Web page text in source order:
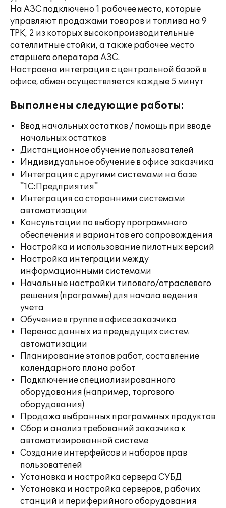
На АЗС подключено 1 рабочее место, которые
управляют продажами товаров и топлива на 9
ТРК, 2 из которых высокопроизводительные
сателлитные стойки, а также рабочее место
старшего оператора АЗС.
Настроена интеграция с центральной базой в
офисе, обмен осуществляется каждые 5 минут
Выполнены следующие работы:
Ввод начальных остатков / помощь при вводе
начальных остатков
Дистанционное обучение пользователей
Индивидуальное обучение в офисе заказчика
Интеграция с другими системами на базе
"1С:Предприятия"
Интеграция со сторонними системами
автоматизации
Консультации по выбору программного
обеспечения и вариантов его сопровождения
Настройка и использование пилотных версий
Настройка интеграции между
информационными системами
Начальные настройки типового/отраслевого
решения (программы) для начала ведения
учета
Обучение в группе в офисе заказчика
Перенос данных из предыдущих систем
автоматизации
Планирование этапов работ, составление
календарного плана работ
Подключение специализированного
оборудования (например, торгового
оборудования)
Продажа выбранных программных продуктов
Сбор и анализ требований заказчика к
автоматизированной системе
Создание интерфейсов и наборов прав
пользователей
Установка и настройка сервера СУБД
Установка и настройка серверов, рабочих
станций и периферийного оборудования